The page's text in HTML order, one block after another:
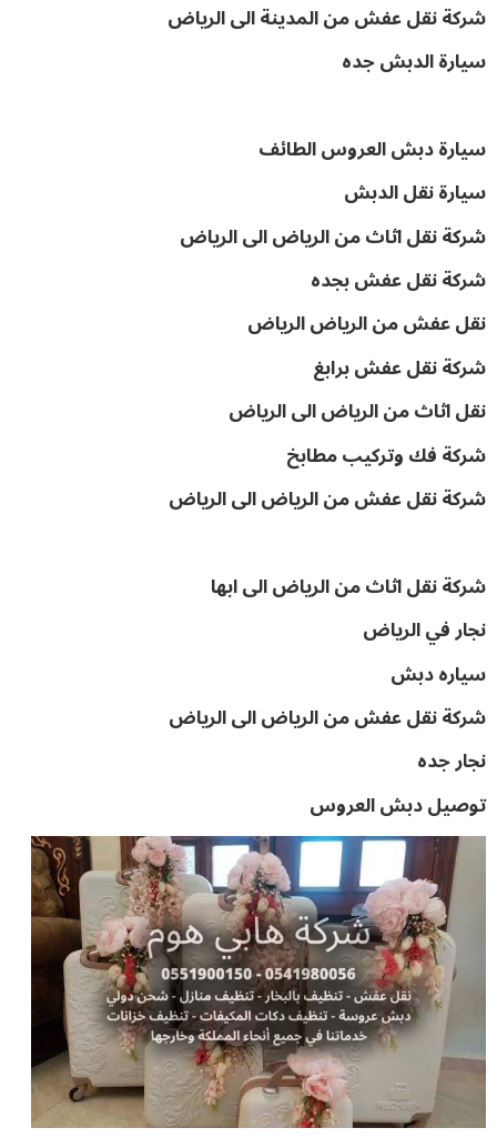
شركة نقل عفش من المدينة الى الرياض
سيارة الدبش جده
سيارة دبش العروس الطائف
سيارة نقل الدبش
شركة نقل اثاث من الرياض الى الرياض
شركة نقل عفش بجده
نقل عفش من الرياض الرياض
شركة نقل عفش برابغ
نقل اثاث من الرياض الى الرياض
شركة فك وتركيب مطابخ
شركة نقل عفش من الرياض الى الرياض
شركة نقل اثاث من الرياض الى ابها
نجار في الرياض
سياره دبش
شركة نقل عفش من الرياض الى الرياض
نجار جده
توصيل دبش العروس